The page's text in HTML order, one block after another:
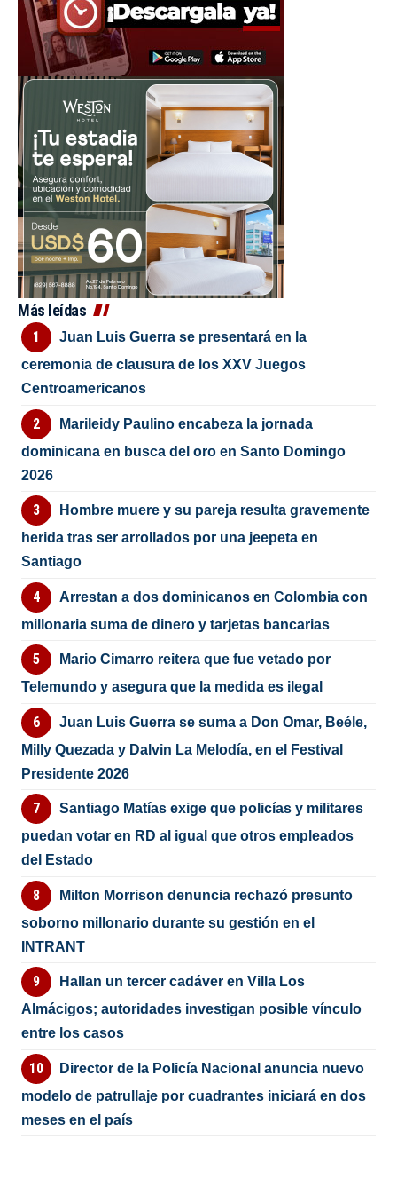
Más leídas
Juan Luis Guerra se presentará en la
ceremonia de clausura de los XXV Juegos
Centroamericanos
Marileidy Paulino encabeza la jornada
dominicana en busca del oro en Santo Domingo
2026
Hombre muere y su pareja resulta gravemente
herida tras ser arrollados por una jeepeta en
Santiago
Arrestan a dos dominicanos en Colombia con
millonaria suma de dinero y tarjetas bancarias
Mario Cimarro reitera que fue vetado por
Telemundo y asegura que la medida es ilegal
Juan Luis Guerra se suma a Don Omar, Beéle,
Milly Quezada y Dalvin La Melodía, en el Festival
Presidente 2026
Santiago Matías exige que policías y militares
puedan votar en RD al igual que otros empleados
del Estado
Milton Morrison denuncia rechazó presunto
soborno millonario durante su gestión en el
INTRANT
Hallan un tercer cadáver en Villa Los
Almácigos; autoridades investigan posible vínculo
entre los casos
Director de la Policía Nacional anuncia nuevo
modelo de patrullaje por cuadrantes iniciará en dos
meses en el país